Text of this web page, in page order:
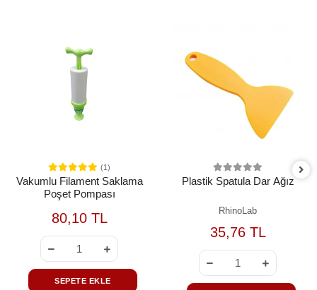
(1)
Vakumlu Filament Saklama
Poşet Pompası
80,10 TL
SEPETE EKLE
Plastik Spatula Dar Ağız
RhinoLab
35,76 TL